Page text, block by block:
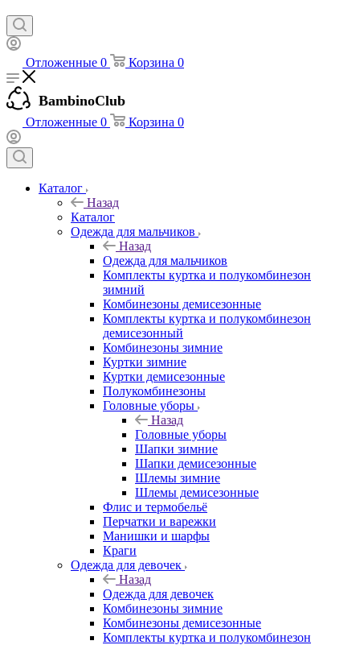
Отложенные 0 Корзина 0
BambinoClub
Отложенные 0 Корзина 0
Каталог
Назад
Каталог
Одежда для мальчиков
Назад
Одежда для мальчиков
Комплекты куртка и полукомбинезон
зимний
Комбинезоны демисезонные
Комплекты куртка и полукомбинезон
демисезонный
Комбинезоны зимние
Куртки зимние
Куртки демисезонные
Полукомбинезоны
Головные уборы
Назад
Головные уборы
Шапки зимние
Шапки демисезонные
Шлемы зимние
Шлемы демисезонные
Флис и термобельё
Перчатки и варежки
Манишки и шарфы
Краги
Одежда для девочек
Назад
Одежда для девочек
Комбинезоны зимние
Комбинезоны демисезонные
Комплекты куртка и полукомбинезон